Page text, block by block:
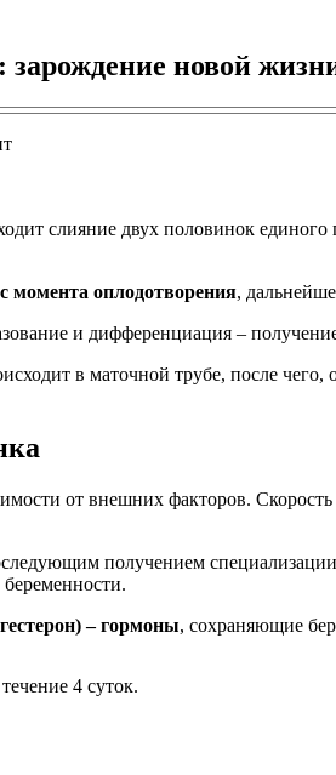
зарождение новой
слияние двух половинок
момента оплодотворения,
и дифференциация –
в маточной трубе, после
от внешних факторов.
получением
– гормоны, сохраняющие
4 суток.